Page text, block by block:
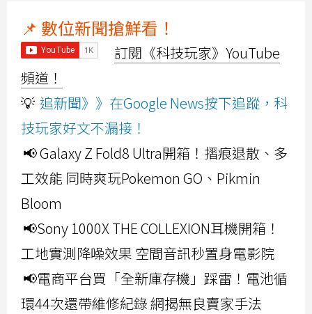
📌 數位新聞搶鮮看！
訂閱《科技玩家》YouTube
頻道！
💡 追新聞》》在Google News按下追蹤，科
技玩家好文不漏接！
📢 Galaxy Z Fold8 Ultra開箱！摺痕退散、多
工效能 同時爽玩Pokemon GO、Pikmin
Bloom
📢Sony 1000X THE COLLEXION耳機開箱！
工地實測降噪效果 空間音訊秒置身電影院
📢電商平台買「全新庫存機」踩雷！電池循
環44次還帶維修紀錄 網揭無良賣家手法